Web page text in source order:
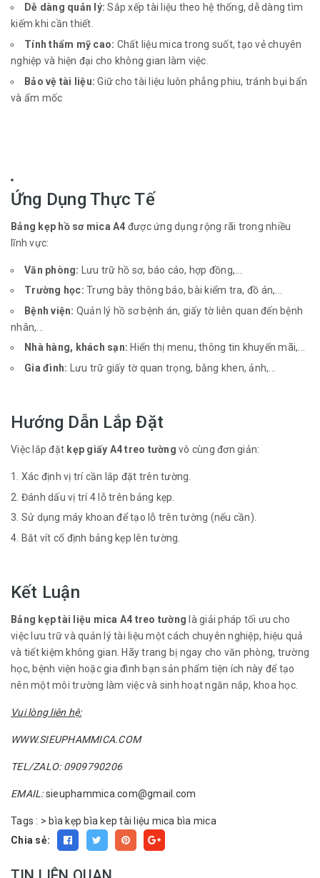
Dễ dàng quản lý: Sắp xếp tài liệu theo hệ thống, dễ dàng tìm
kiếm khi cần thiết.
Tính thẩm mỹ cao: Chất liệu mica trong suốt, tạo vẻ chuyên
nghiệp và hiện đại cho không gian làm việc.
Bảo vệ tài liệu: Giữ cho tài liệu luôn phẳng phiu, tránh bụi bẩn
và ẩm mốc
Ứng Dụng Thực Tế
Bảng kẹp hồ sơ mica A4 được ứng dụng rộng rãi trong nhiều
lĩnh vực:
Văn phòng: Lưu trữ hồ sơ, báo cáo, hợp đồng,...
Trường học: Trưng bày thông báo, bài kiểm tra, đồ án,...
Bệnh viện: Quản lý hồ sơ bệnh án, giấy tờ liên quan đến bệnh
nhân,...
Nhà hàng, khách sạn: Hiển thị menu, thông tin khuyến mãi,...
Gia đình:
Lưu trữ giấy tờ quan trọng, bằng khen, ảnh,...
Hướng Dẫn Lắp Đặt
Việc lắp đặt kẹp giấy A4 treo tường vô cùng đơn giản:
Xác định vị trí cần lắp đặt trên tường.
Đánh dấu vị trí 4 lỗ trên bảng kẹp.
Sử dụng máy khoan để tạo lỗ trên tường (nếu cần).
Bắt vít cố định bảng kẹp lên tường.
Kết Luận
Bảng kẹp tài liệu mica A4 treo tường là giải pháp tối ưu cho
việc lưu trữ và quản lý tài liệu một cách chuyên nghiệp, hiệu quả
và tiết kiệm không gian. Hãy trang bị ngay cho văn phòng, trường
học, bệnh viện hoặc gia đình bạn sản phẩm tiện ích này để tạo
nên một môi trường làm việc và sinh hoạt ngăn nắp, khoa học.
Vui lòng liên hệ:
WWW.SIEUPHAMMICA.COM
TEL/ZALO: 0909790206
EMAIL:sieuphammica.com@gmail.com
Tags : > bìa kẹp bìa kep tài liệu mica bìa mica
Chia sẻ: